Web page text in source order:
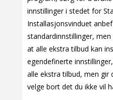
innstillinger i stedet for
Installasjonsvinduet
standardinnstillinger,
at alle ekstra tilbud kan
egendefinerte
alle ekstra tilbud, men gir
velge bort det du ikke vil